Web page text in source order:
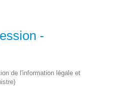
-
de l'information légale et